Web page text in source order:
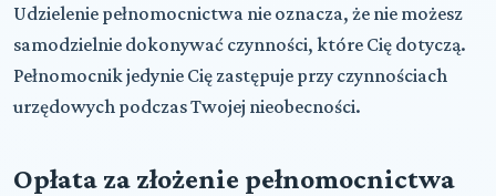
Udzielenie pełnomocnictwa nie oznacza, że nie możesz
samodzielnie dokonywać czynności, które Cię dotyczą.
Pełnomocnik jedynie Cię zastępuje przy czynnościach
urzędowych podczas Twojej nieobecności.
Opłata za złożenie pełnomocnictwa